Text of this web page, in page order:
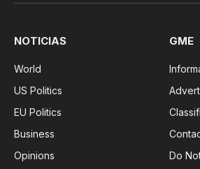
NOTICIAS
World
US Politics
EU Politics
Business
Opinions
GME
Do